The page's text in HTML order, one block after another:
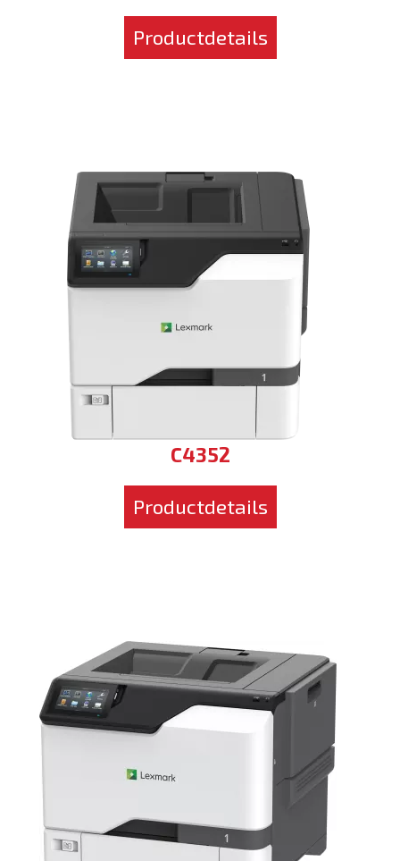
Productdetails
C4352
Productdetails